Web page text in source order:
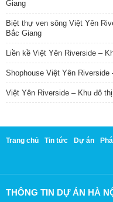
Giang
Biệt thự ven sông Việt Yên
Bắc Giang
Liền kề Việt Yên Riverside –
Shophouse Việt Yên
Việt Yên Riverside – Khu đô
Trang chủ Tin tức Dự án
THÔNG TIN DỰ ÁN HÀ